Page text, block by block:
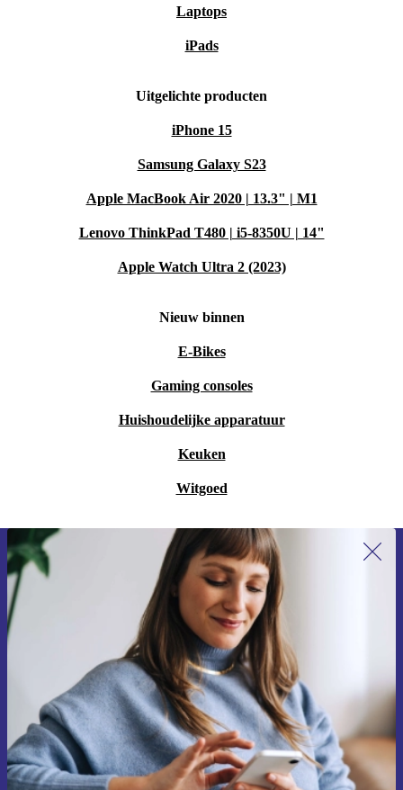
Laptops
iPads
Uitgelichte producten
iPhone 15
Samsung Galaxy S23
Apple MacBook Air 2020 | 13.3" | M1
Lenovo ThinkPad T480 | i5-8350U | 14"
Apple Watch Ultra 2 (2023)
Nieuw binnen
E-Bikes
Gaming consoles
Huishoudelijke apparatuur
Keuken
Witgoed
Meld je aan voor onze nieuwsbrief en
ontvang €15 korting!
Mis nooit meer een aanbieding.
Voucher aanvragen
Informatie over het gebruik van persoonsgegevens vind je in ons
privacybeleid